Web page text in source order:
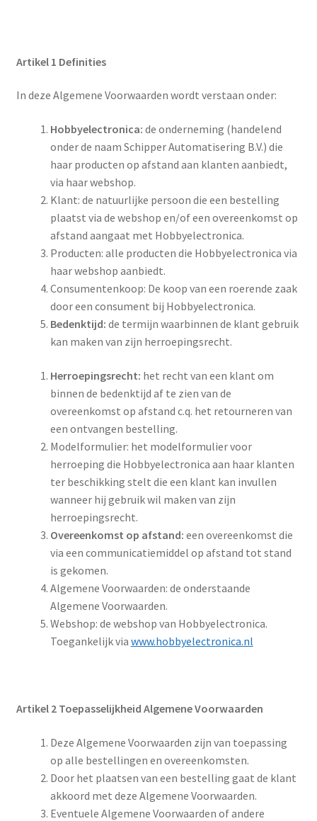
Artikel 1 Definities
In deze Algemene Voorwaarden wordt verstaan onder:
Hobbyelectronica: de onderneming (handelend
onder de naam Schipper Automatisering B.V.) die
haar producten op afstand aan klanten aanbiedt,
via haar webshop.
Klant: de natuurlijke persoon die een bestelling
plaatst via de webshop en/of een overeenkomst op
afstand aangaat met Hobbyelectronica.
Producten: alle producten die Hobbyelectronica via
haar webshop aanbiedt.
Consumentenkoop: De koop van een roerende zaak
door een consument bij Hobbyelectronica.
Bedenktijd: de termijn waarbinnen de klant gebruik
kan maken van zijn herroepingsrecht.
Herroepingsrecht: het recht van een klant om
binnen de bedenktijd af te zien van de
overeenkomst op afstand c.q. het retourneren van
een ontvangen bestelling.
Modelformulier: het modelformulier voor
herroeping die Hobbyelectronica aan haar klanten
ter beschikking stelt die een klant kan invullen
wanneer hij gebruik wil maken van zijn
herroepingsrecht.
Overeenkomst op afstand: een overeenkomst die
via een communicatiemiddel op afstand tot stand
is gekomen.
Algemene Voorwaarden: de onderstaande
Algemene Voorwaarden.
Webshop: de webshop van Hobbyelectronica.
Toegankelijk via www.hobbyelectronica.nl
Artikel 2 Toepasselijkheid Algemene Voorwaarden
Deze Algemene Voorwaarden zijn van toepassing
op alle bestellingen en overeenkomsten.
Door het plaatsen van een bestelling gaat de klant
akkoord met deze Algemene Voorwaarden.
Eventuele Algemene Voorwaarden of andere